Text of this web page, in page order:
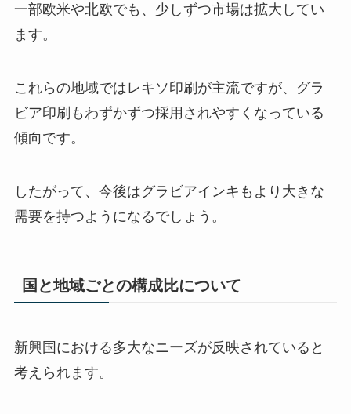
一部欧米や北欧でも、少しずつ市場は拡大してい
ます。
これらの地域ではレキソ印刷が主流ですが、グラ
ビア印刷もわずかずつ採用されやすくなっている
傾向です。
したがって、今後はグラビアインキもより大きな
需要を持つようになるでしょう。
国と地域ごとの構成比について
新興国における多大なニーズが反映されていると
考えられます。